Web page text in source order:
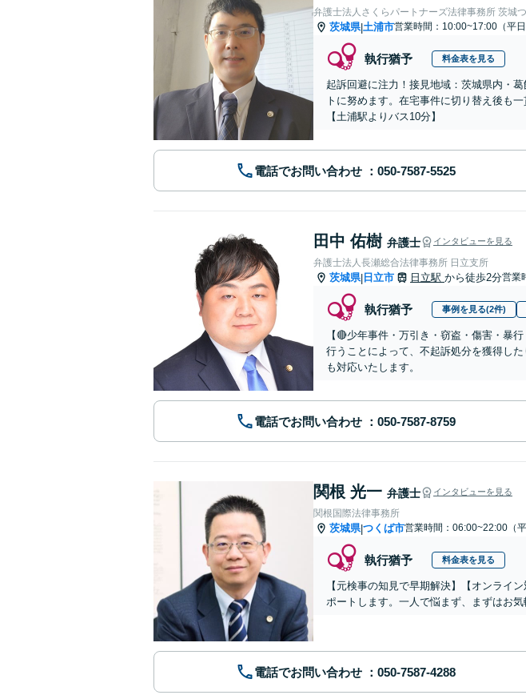
弁護士法人さくらパートナーズ法律事務所 茨城
茨城県|土浦市営業時間：10:00~17:00（平日
執行猶予 料金表を見る
起訴回避に注力！接見地域：茨城県内・
トに努めます。在宅事件に切り替え後も
【土浦駅よりバス10分】
電話でお問い合わせ
田中 佑樹 弁護士 インタビューを見る
弁護士法人長瀬総合法律事務所 日立支所
茨城県| 日立市 日立駅 から徒歩2分営業
執行猶予 事例を見る(2件)
【🔴少年事件・万引き・窃盗・傷害・
行うことによって、不起訴処分を獲得し
も対応いたします。
電話でお問い合わせ
関根 光一 弁護士 インタビューを見る
関根国際法律事務所
茨城県|つくば市営業時間：06:00~22:00（平
執行猶予 料金表を見る
【元検事の知見で早期解決】【オンライ
ポートします。一人で悩まず、まずはお
電話でお問い合わせ